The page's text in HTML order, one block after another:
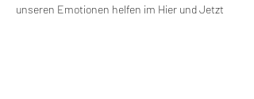
unseren Emotionen helfen im Hier und Jetzt